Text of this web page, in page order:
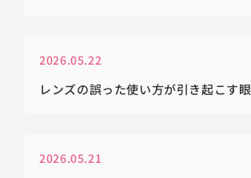
2026.05.22
レンズの誤った使い方が引き起こす
2026.05.21